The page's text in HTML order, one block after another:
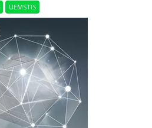
UEMSTIS